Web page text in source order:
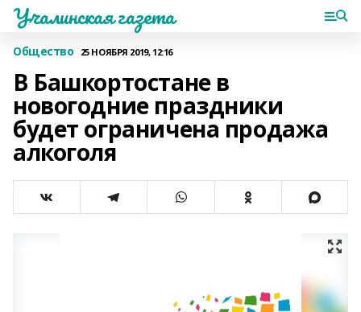
Учалинская газета
Общество 25 НОЯБРЯ 2019, 12:16
В Башкортостане в
новогодние праздники
будет ограничена продажа
алкоголя